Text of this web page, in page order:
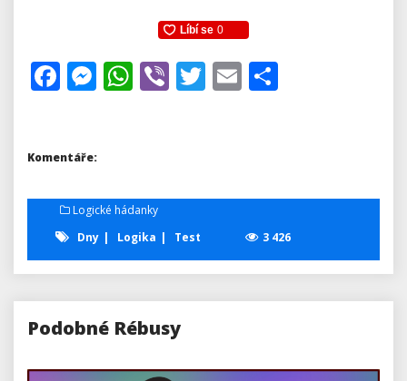
Facebook
Messenger
WhatsApp
ViberTwitter
Email
Komentáře:
Logické hádanky
Dny
Logika Test 3 426
Podobné Rébusy